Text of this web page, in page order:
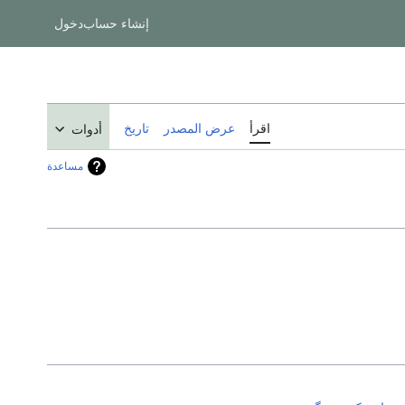
إنشاء حسابدخول
اقرأ عرض المصدر تاريخ أدوات
مساعدة